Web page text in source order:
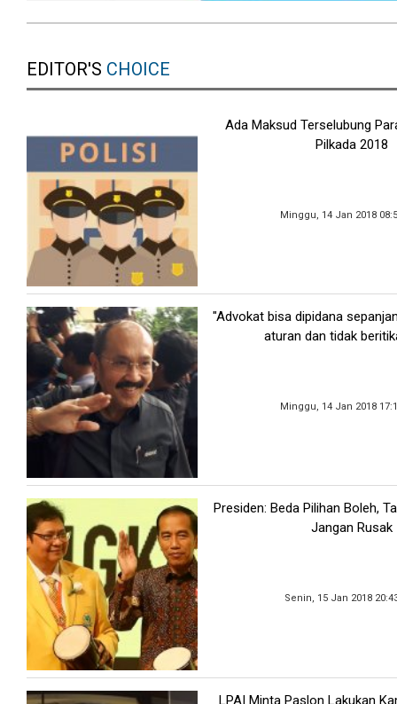
EDITOR'S CHOICE
Ada Maksud Terselubung
Pilkada 2018
Minggu, 14 Jan 2018
"Advokat bisa dipidana
aturan dan tidak
Minggu, 14 Jan 2018
Presiden: Beda Pilihan Boleh,
Jangan Rusak
Senin, 15 Jan 2018
LPAI Minta Paslon Lakukan